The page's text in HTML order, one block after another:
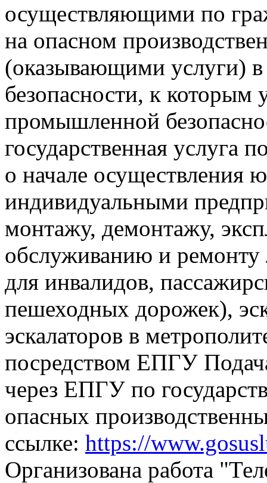
осуществляющими по
на опасном
(оказывающими услуги)
безопасности, к которым
промышленной
государственная услуга
о начале осуществления
индивидуальными
монтажу, демонтажу,
обслуживанию и
для инвалидов,
пешеходных дорожек),
эскалаторов в
посредством ЕПГУ
через ЕПГУ по
опасных
ссылке: https://
Организована работа